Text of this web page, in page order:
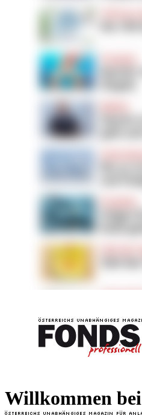
Willkommen bei